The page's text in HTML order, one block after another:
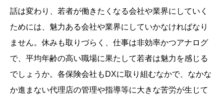
話は変わり、若者が働きたくなる会社や業界にしていく
ためには、魅力ある会社や業界にしていかなければなり
ません。休みも取りづらく、仕事は非効率かつアナログ
で、平均年齢の高い職場に果たして若者は魅力を感じる
でしょうか。各保険会社もDXに取り組むなかで、なかな
か進まない代理店の管理や指導等に大きな苦労が生じて